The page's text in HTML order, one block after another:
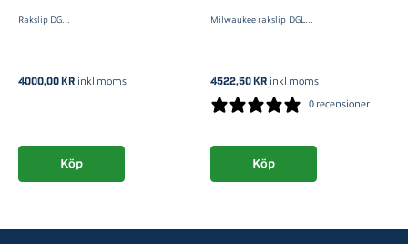
Rakslip DG...
4000,00kr inkl moms
Köp
Milwaukee rakslip DGL...
4522,50kr inkl moms
0 recensioner
Köp